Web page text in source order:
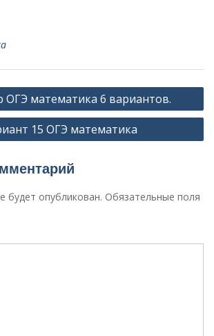
ОГЭ математика 6 вариантов.
15 ОГЭ математика
будет опубликован. Обязательные поля